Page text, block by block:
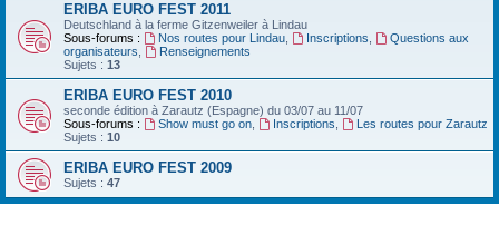
ERIBA EURO FEST 2011
Deutschland‏ à la ferme Gitzenweiler à Lindau
Sous-forums :
Nos routes pour Lindau, Inscriptions
Questions aux
organisateurs
Renseignements
Sujets : 13
ERIBA EURO FEST 2010
seconde édition à Zarautz (Espagne) du 03/07 au 11/07
Sous-forums :
Show must go on, Inscriptions
Les routes pour Zarautz
Sujets : 10
ERIBA EURO FEST 2009
Sujets : 47